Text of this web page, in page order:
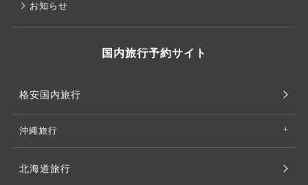
お知らせ
国内旅行予約サイト
格安国内旅行
沖縄旅行
北海道旅行